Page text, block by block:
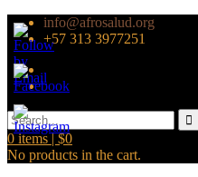
info@afrosalud.org
+57 313 3977251
0items |$0
No products in the cart.